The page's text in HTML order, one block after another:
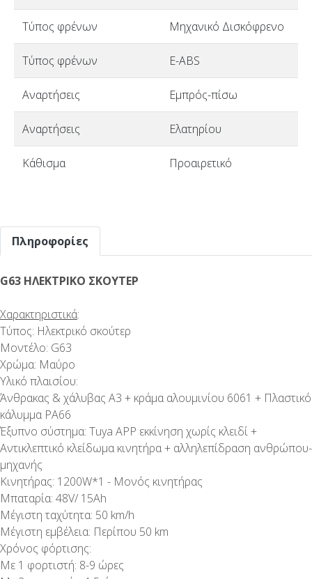
Τύπος φρένων Μηχανικό Δισκόφρενο
Τύπος φρένων E-ABS
Αναρτήσεις Εμπρός-πίσω
Αναρτήσεις Ελατηρίου
Κάθισμα Προαιρετικό
Πληροφορίες
G63 ΗΛΕΚΤΡΙΚΟ ΣΚΟΥΤΕΡ
Χαρακτηριστικά:
Τύπος: Ηλεκτρικό σκούτερ
Μοντέλο: G63
Χρώμα: Μαύρο
Υλικό πλαισίου:
Άνθρακας & χάλυβας A3 + κράμα αλουμινίου 6061 + Πλαστικό
κάλυμμα PA66
Έξυπνο σύστημα: Tuya APP εκκίνηση χωρίς κλειδί +
Αντικλεπτικό κλείδωμα κινητήρα + αλληλεπίδραση ανθρώπου-
μηχανής
Κινητήρας: 1200W*1 - Μονός κινητήρας
Μπαταρία: 48V/ 15Ah
Μέγιστη ταχύτητα: 50 km/h
Μέγιστη εμβέλεια: Περίπου 50 km
Χρόνος φόρτισης:
Με 1 φορτιστή: 8-9 ώρες